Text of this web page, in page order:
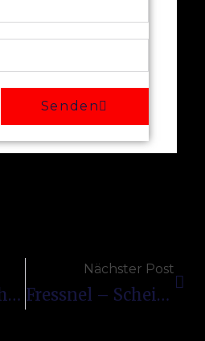
Senden
Was Brauche Ich Eigentlich?
Nächster Post
Fressnel – Scheinwerfer